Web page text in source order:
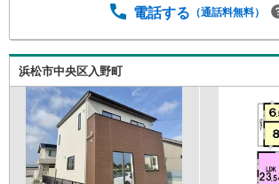
で、新築同様の快適なお住まいを実現
ださい。・営業時間 午前9時00分～午
水曜日）この時間帯はお電話でのお問
にご案内できます。右下の電話ボタンを
お気軽にお電話ください。
電話する （通話料無料）
浜松市中央区入野町